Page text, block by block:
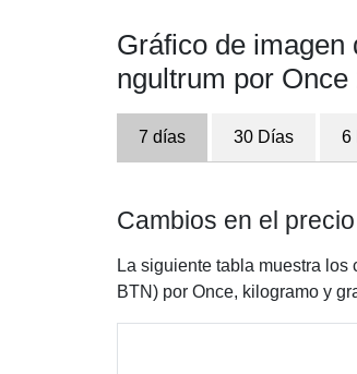
Gráfico de imagen
ngultrum por Once
7 días 30 Días 6
Cambios en el
La siguiente tabla muestra
BTN) por Once, kilogramo y